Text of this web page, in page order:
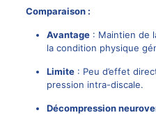
Comparaison :
Avantage: Maintien de
la condition physique
Limite: Peu d’effet
pression intra-discale.
Décompression